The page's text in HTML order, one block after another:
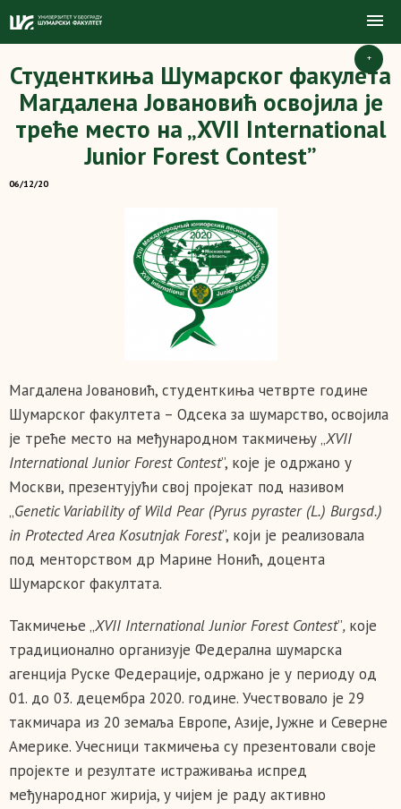
+
Студенткиња Шумарског факулета
Магдалена Јовановић освојила је
треће место на „XVII International
Junior Forest Contest”
06/12/20
Магдалена Јовановић, студенткиња четврте године
Шумарског факултета – Одсека за шумарство, освојила
је треће место на међународном такмичењу „XVII
International Junior Forest Contest”, које је одржано у
Москви, презентујући свој пројекат под називом
„Genetic Variability of Wild Pear (Pyrus pyraster (L.) Burgsd.)
in Protected Area Kosutnjak Forest”, који је реализовала
под менторством др Марине Нонић, доцентa
Шумарског факултата.
Такмичење „XVII International Junior Forest Contest”, које
традиционално организује Федерална шумарска
агенција Руске Федерације, одржано је у периоду од
01. до 03. децембра 2020. године. Учествовало је 29
такмичара из 20 земаља Европе, Азије, Јужне и Северне
Америке. Учесници такмичења су презентовали своје
пројекте и резултате истраживања испред
међународног жирија, у чијем је раду активно